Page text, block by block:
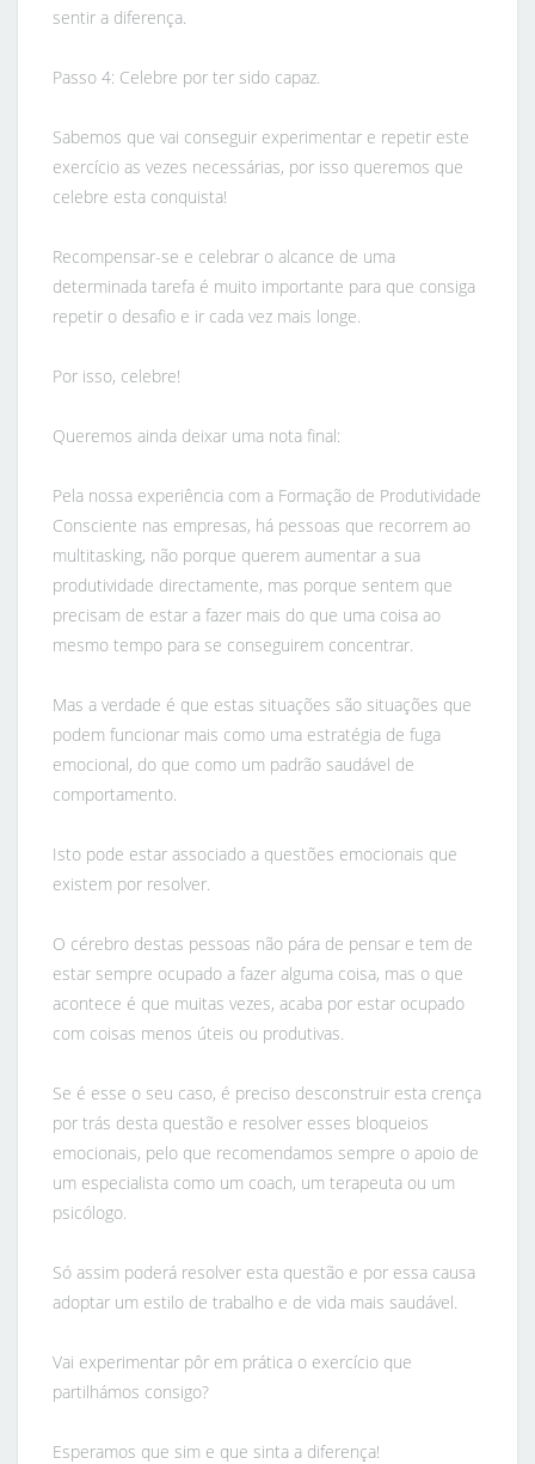
sentir a diferença.
Passo 4: Celebre por ter sido capaz.
Sabemos que vai conseguir experimentar e repetir este
exercício as vezes necessárias, por isso queremos que
celebre esta conquista!
Recompensar-se e celebrar o alcance de uma
determinada tarefa é muito importante para que consiga
repetir o desafio e ir cada vez mais longe.
Por isso, celebre!
Queremos ainda deixar uma nota final:
Pela nossa experiência com a Formação de Produtividade
Consciente nas empresas, há pessoas que recorrem ao
multitasking, não porque querem aumentar a sua
produtividade directamente, mas porque sentem que
precisam de estar a fazer mais do que uma coisa ao
mesmo tempo para se conseguirem concentrar.
Mas a verdade é que estas situações são situações que
podem funcionar mais como uma estratégia de fuga
emocional, do que como um padrão saudável de
comportamento.
Isto pode estar associado a questões emocionais que
existem por resolver.
O cérebro destas pessoas não pára de pensar e tem de
estar sempre ocupado a fazer alguma coisa, mas o que
acontece é que muitas vezes, acaba por estar ocupado
com coisas menos úteis ou produtivas.
Se é esse o seu caso, é preciso desconstruir esta crença
por trás desta questão e resolver esses bloqueios
emocionais, pelo que recomendamos sempre o apoio de
um especialista como um coach, um terapeuta ou um
psicólogo.
Só assim poderá resolver esta questão e por essa causa
adoptar um estilo de trabalho e de vida mais saudável.
Vai experimentar pôr em prática o exercício que
partilhámos consigo?
Esperamos que sim e que sinta a diferença!